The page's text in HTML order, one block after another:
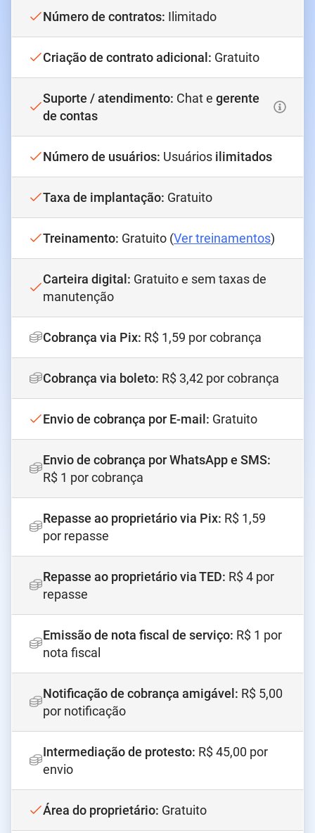
Número de contratos: Ilimitado
Criação de contrato adicional : Gratuito
Suporte / atendimento: Chat e gerente
de contas
Número de usuários: Usuários ilimitados
Taxa de implantação: Gratuito
Treinamento: Gratuito (Ver treinamentos)
Carteira digital : Gratuito e sem taxas de
manutenção
Cobrança via Pix: R$ 1,59 por cobrança
Cobrança via boleto: R$ 3,42 por cobrança
Envio de cobrança por E-mail : Gratuito
Envio de cobrança por WhatsApp e SMS:
R$ 1 por cobrança
Repasse ao proprietário via Pix: R$ 1,59
por repasse
Repasse ao proprietário via TED: R$ 4 por
repasse
Emissão de nota fiscal de serviço: R$ 1 por
nota fiscal
Notificação de cobrança amigável : R$ 5,00
por notificação
Intermediação de protesto: R$ 45,00 por
envio
Área do proprietário: Gratuito